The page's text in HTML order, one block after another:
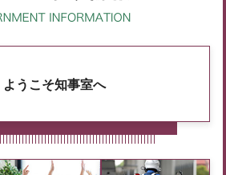
ようこそ知事室へ